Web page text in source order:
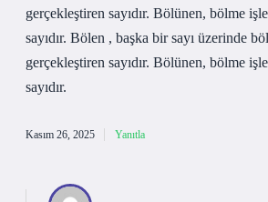
gerçekleştiren sayıdır. Bölünen, bölme
sayıdır. Bölen , başka bir sayı üzerinde
gerçekleştiren sayıdır. Bölünen, bölme
sayıdır.
Kasım 26, 2025 Yanıtla